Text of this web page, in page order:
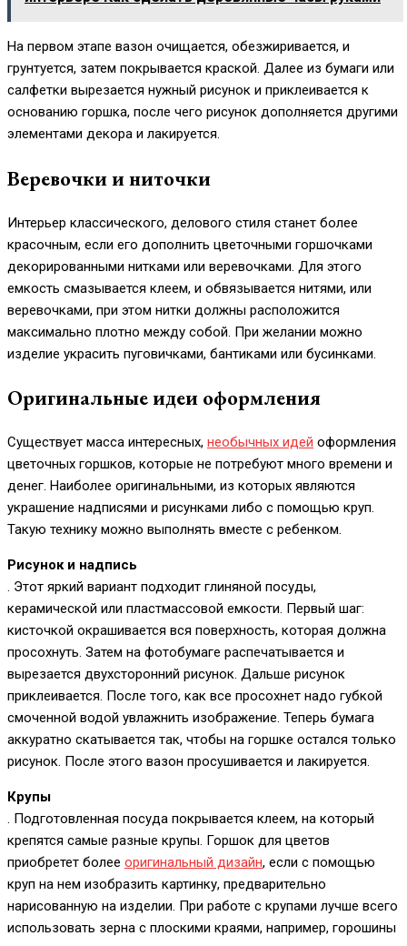
На первом этапе вазон очищается, обезжиривается, и
грунтуется, затем покрывается краской. Далее из бумаги или
салфетки вырезается нужный рисунок и приклеивается к
основанию горшка, после чего рисунок дополняется другими
элементами декора и лакируется.
Веревочки и ниточки
Интерьер классического, делового стиля станет более
красочным, если его дополнить цветочными горшочками
декорированными нитками или веревочками. Для этого
емкость смазывается клеем, и обвязывается нитями, или
веревочками, при этом нитки должны расположится
максимально плотно между собой. При желании можно
изделие украсить пуговичками, бантиками или бусинками.
Оригинальные идеи оформления
Существует масса интересных, необычных идей оформления
цветочных горшков, которые не потребуют много времени и
денег. Наиболее оригинальными, из которых являются
украшение надписями и рисунками либо с помощью круп.
Такую технику можно выполнять вместе с ребенком.
Рисунок и надпись
. Этот яркий вариант подходит глиняной посуды,
керамической или пластмассовой емкости. Первый шаг:
кисточкой окрашивается вся поверхность, которая должна
просохнуть. Затем на фотобумаге распечатывается и
вырезается двухсторонний рисунок. Дальше рисунок
приклеивается. После того, как все просохнет надо губкой
смоченной водой увлажнить изображение. Теперь бумага
аккуратно скатывается так, чтобы на горшке остался только
рисунок. После этого вазон просушивается и лакируется.
Крупы
. Подготовленная посуда покрывается клеем, на который
крепятся самые разные крупы. Горшок для цветов
приобретет более оригинальный дизайн, если с помощью
круп на нем изобразить картинку, предварительно
нарисованную на изделии. При работе с крупами лучше всего
использовать зерна с плоскими краями, например, горошины